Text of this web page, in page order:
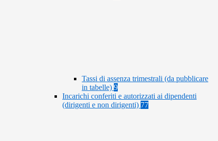
Tassi di assenza trimestrali (da pubblicare
in tabelle) 9
Incarichi conferiti e autorizzati ai dipendenti
(dirigenti e non dirigenti) 77